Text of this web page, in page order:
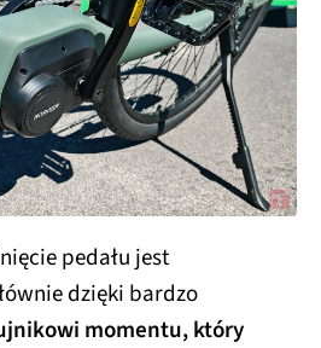
pedału jest
dzięki bardzo
momentu, który